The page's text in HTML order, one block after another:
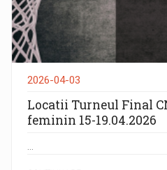
2026-04-03
Locatii Turneul Final
feminin 15-19.04.2026
...